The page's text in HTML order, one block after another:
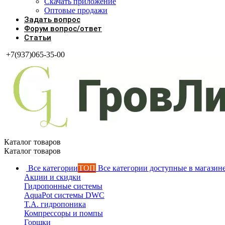
Оптовые продажи
Задать вопрос
Форум вопрос/ответ
Статьи
+7(937)065-35-00
Каталог товаров
Каталог товаров
Все категорииТОП Все категории доступные в
Акции и скидки
Гидропонные системы
AquaPot системы DWC
T.A. гидропоника
Компрессоры и помпы
Горшки